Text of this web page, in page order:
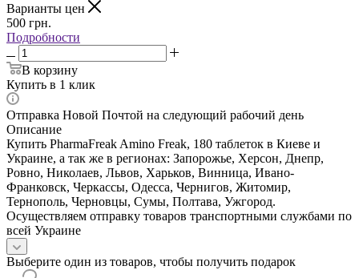
Варианты цен
500 грн.
Подробности
В корзину
Купить в 1 клик
Отправка Новой Почтой на следующий рабочий день
Описание
Купить PharmaFreak Amino Freak, 180 таблеток в Киеве и
Украине, а так же в регионах: Запорожье, Херсон, Днепр,
Ровно, Николаев, Львов, Харьков, Винница, Ивано-
Франковск, Черкассы, Одесса, Чернигов, Житомир,
Тернополь, Черновцы, Сумы, Полтава, Ужгород.
Осуществляем отправку товаров транспортными службами по
всей Украине
Выберите один из товаров, чтобы получить подарок